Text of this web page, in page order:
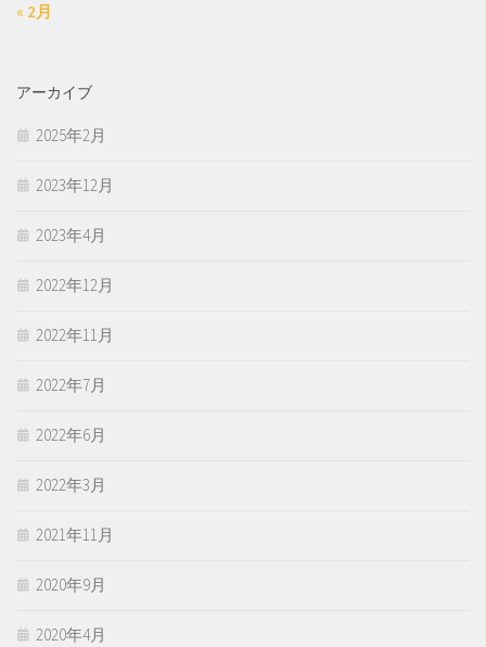
« 2月
アーカイブ
2025年2月
2023年12月
2023年4月
2022年12月
2022年11月
2022年7月
2022年6月
2022年3月
2021年11月
2020年9月
2020年4月